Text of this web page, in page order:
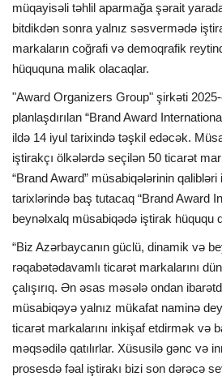
müqayisəli təhlil aparmağa şərait
bitdikdən sonra yalnız səsvermədə
markaların coğrafi və demoqrafik
hüququna malik olacaqlar.
"Award Organizers Group" şirkəti
planlaşdırılan “Brand Award
ildə 14 iyul tarixində təşkil edəcək.
iştirakçı ölkələrdə seçilən 50 ticarət
“Brand Award” müsabiqələrinin
tarixlərində baş tutacaq “Brand Award
beynəlxalq müsabiqədə iştirak hüququ
“Biz Azərbaycanın güclü, dinamik və
rəqabətədavamlı ticarət markalarını
çalışırıq. Ən əsas məsələ ondan
müsabiqəyə yalnız mükafat naminə
ticarət markalarını inkişaf etdirmək və
məqsədilə qatılırlar. Xüsusilə gənc və
prosesdə fəal iştirakı bizi son dərəcə